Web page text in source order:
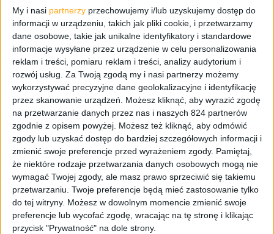
My i nasi partnerzy przechowujemy i/lub uzyskujemy dostęp do
informacji w urządzeniu, takich jak pliki cookie, i przetwarzamy
dane osobowe, takie jak unikalne identyfikatory i standardowe
informacje wysyłane przez urządzenie w celu personalizowania
reklam i treści, pomiaru reklam i treści, analizy audytorium i
rozwój usług. Za Twoją zgodą my i nasi partnerzy możemy
wykorzystywać precyzyjne dane geolokalizacyjne i identyfikację
przez skanowanie urządzeń. Możesz kliknąć, aby wyrazić zgodę
na przetwarzanie danych przez nas i naszych 824 partnerów
zgodnie z opisem powyżej. Możesz też kliknąć, aby odmówić
zgody lub uzyskać dostęp do bardziej szczegółowych informacji i
zmienić swoje preferencje przed wyrażeniem zgody. Pamiętaj,
że niektóre rodzaje przetwarzania danych osobowych mogą nie
wymagać Twojej zgody, ale masz prawo sprzeciwić się takiemu
przetwarzaniu. Twoje preferencje będą mieć zastosowanie tylko
do tej witryny. Możesz w dowolnym momencie zmienić swoje
preferencje lub wycofać zgodę, wracając na tę stronę i klikając
przycisk "Prywatność" na dole strony.
Smartfony
Samsung Galaxy S III uchwycony z
Androidem 4.3 Jelly Bean!